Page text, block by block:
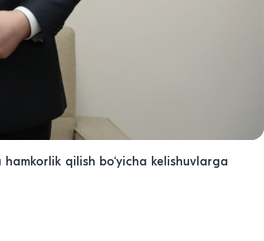
qilish bo‘yicha kelishuvlarga